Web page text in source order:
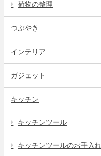
荷物の整理
つぶやき
インテリア
ガジェット
キッチン
キッチンツール
キッチンツールのお手入れ